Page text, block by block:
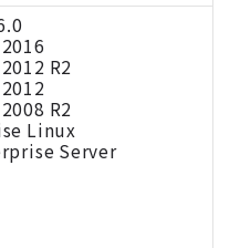
R2
R2
Linux
Server